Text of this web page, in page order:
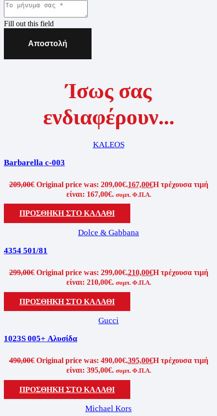
Fill out this field
Αποστολή
Ίσως σας
ενδιαφέρουν...
KALEOS
Barbarella c-003
209,00€ Original price was: 209,00€.167,00€Η τρέχουσα τιμή
είναι: 167,00€. συμπ. Φ.Π.Α.
ΠΡΟΣΘΗΚΗ ΣΤΟ ΚΑΛΑΘΙ
Dolce & Gabbana
4354 501/81
299,00€ Original price was: 299,00€.210,00€Η τρέχουσα τιμή
είναι: 210,00€. συμπ. Φ.Π.Α.
ΠΡΟΣΘΗΚΗ ΣΤΟ ΚΑΛΑΘΙ
Gucci
1023S 005+ Αλυσίδα
490,00€ Original price was: 490,00€.395,00€Η τρέχουσα τιμή
είναι: 395,00€. συμπ. Φ.Π.Α.
ΠΡΟΣΘΗΚΗ ΣΤΟ ΚΑΛΑΘΙ
Michael Kors